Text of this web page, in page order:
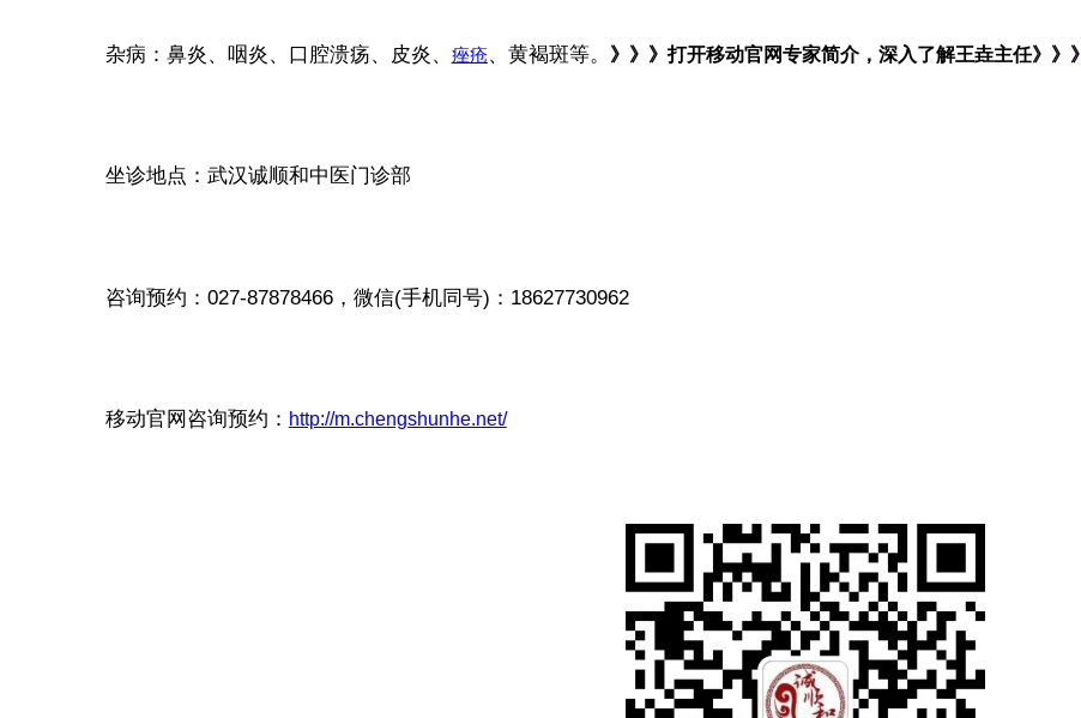
杂病：鼻炎、咽炎、口腔溃疡、皮炎、 痤疮、黄褐斑等。 》》》打开移动官网专家简介，深入了解王垚主任》》》
坐诊地点：武汉诚顺和中医门诊部
咨询预约：027-87878466，微信(手机同号)：18627730962
移动官网咨询预约： http://m.chengshunhe.net/